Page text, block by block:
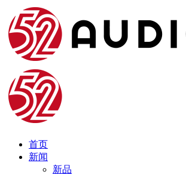
首页
新闻
新品